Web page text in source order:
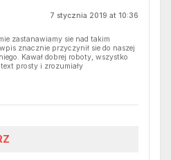
7 stycznia 2019 at 10:36
zastanawiamy sie nad takim
znacznie przyczynił sie do naszej
Kawał dobrej roboty, wszystko
prosty i zrozumiały